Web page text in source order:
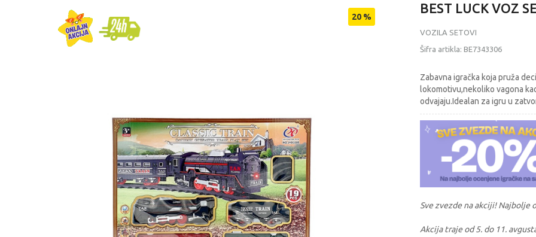
20 %
BEST LUCK VOZ
VOZILA SETOVI
Šifra artikla: BE7343306
Zabavna igračka koja pruža
lokomotivu,nekoliko vagona
odvajaju.Idealan za igru u
Sve zvezde na akciji! Najbolje
Akcija traje od 5. do 11.